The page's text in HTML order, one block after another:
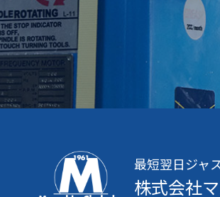
最短翌日ジャ
株式会社